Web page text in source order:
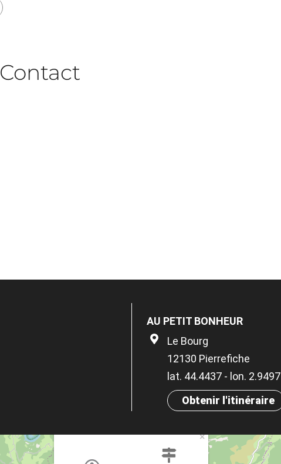
Contact
AU PETIT BONHEUR
Le Bourg
12130 Pierrefiche
lat. 44.4437 - lon. 2.9497
Obtenir l'itinéraire
×